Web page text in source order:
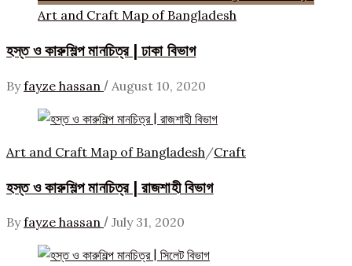
Art and Craft Map of Bangladesh
হস্ত ও কারুশিল্প মানচিত্র | ঢাকা বিভাগ
By fayze hassan / August 10, 2020
Art and Craft Map of Bangladesh /Craft
হস্ত ও কারুশিল্প মানচিত্র | রাজশাহী বিভাগ
By fayze hassan / July 31, 2020